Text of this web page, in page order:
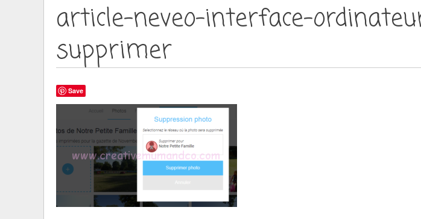
article-neveo-interface-
supprimer
Save